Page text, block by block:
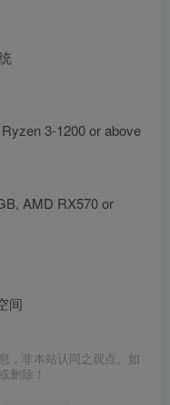
3-1200 or above
AMD RX570 or
间
，非本站认同之观点。如
删除！